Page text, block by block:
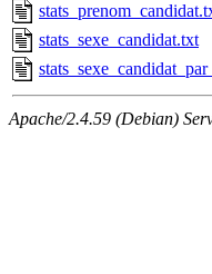
stats_sexe_candidat.txt
Apache/2.4.59 (Debian)